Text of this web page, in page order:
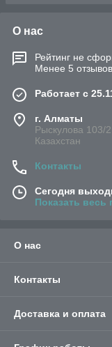
О нас
Рейтинг не
Менее 5
Работает с
г. Алматы
Рыскулова 103/
Казахстан
Контакты
Сегодня
Показать весь
О нас
Контакты
Доставка и оплата